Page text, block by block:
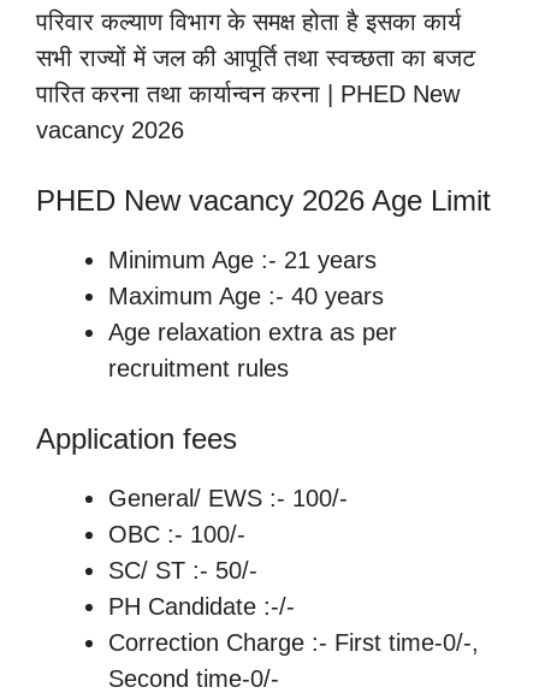
परिवार कल्याण विभाग के समक्ष होता है इसका कार्य
सभी राज्यों में जल की आपूर्ति तथा स्वच्छता का बजट
पारित करना तथा कार्यान्वन करना | PHED New
vacancy 2026
PHED New vacancy 2026 Age Limit
Minimum Age :- 21 years
Maximum Age :- 40 years
Age relaxation extra as per
recruitment rules
Application fees
General/ EWS :- 100/-
OBC :- 100/-
SC/ ST :- 50/-
PH Candidate :-/-
Correction Charge :- First time-0/-,
Second time-0/-